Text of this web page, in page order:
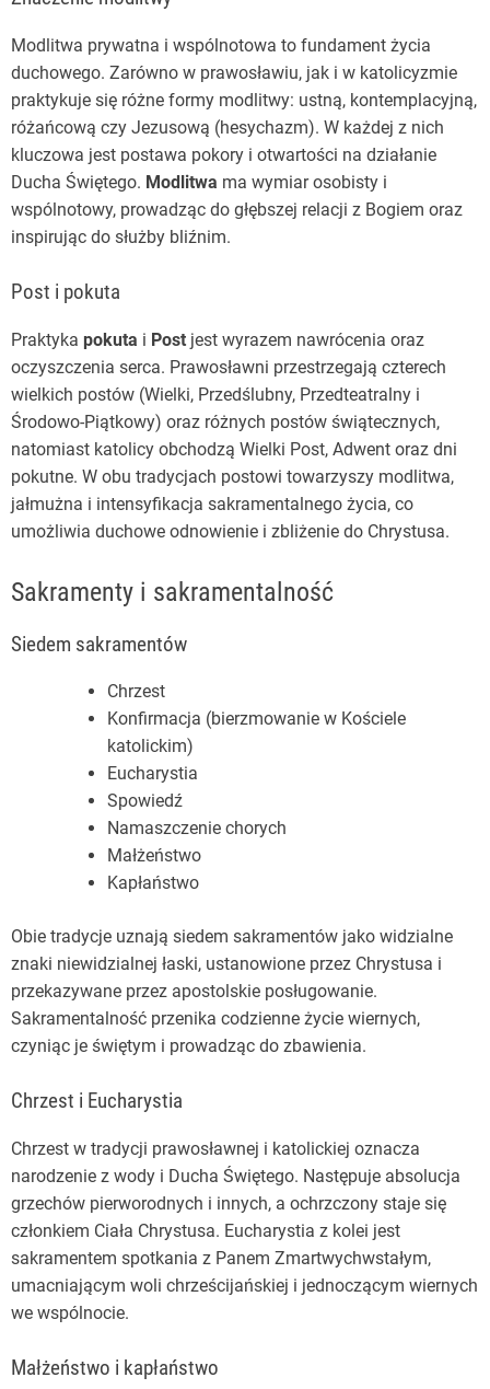
Modlitwa prywatna i wspólnotowa to fundament życia
duchowego. Zarówno w prawosławiu, jak i w katolicyzmie
praktykuje się różne formy modlitwy: ustną, kontemplacyjną,
różańcową czy Jezusową (hesychazm). W każdej z nich
kluczowa jest postawa pokory i otwartości na działanie
Ducha Świętego. Modlitwa ma wymiar osobisty i
wspólnotowy, prowadząc do głębszej relacji z Bogiem oraz
inspirując do służby bliźnim.
Post i pokuta
Praktyka pokuta i Post jest wyrazem nawrócenia oraz
oczyszczenia serca. Prawosławni przestrzegają czterech
wielkich postów (Wielki, Przedślubny, Przedteatralny i
Środowo-Piątkowy) oraz różnych postów świątecznych,
natomiast katolicy obchodzą Wielki Post, Adwent oraz dni
pokutne. W obu tradycjach postowi towarzyszy modlitwa,
jałmużna i intensyfikacja sakramentalnego życia, co
umożliwia duchowe odnowienie i zbliżenie do Chrystusa.
Sakramenty i sakramentalność
Siedem sakramentów
Chrzest
Konfirmacja (bierzmowanie w Kościele
katolickim)
Eucharystia
Spowiedź
Namaszczenie chorych
Małżeństwo
Kapłaństwo
Obie tradycje uznają siedem sakramentów jako widzialne
znaki niewidzialnej łaski, ustanowione przez Chrystusa i
przekazywane przez apostolskie posługowanie.
Sakramentalność przenika codzienne życie wiernych,
czyniąc je świętym i prowadząc do zbawienia.
Chrzest i Eucharystia
Chrzest w tradycji prawosławnej i katolickiej oznacza
narodzenie z wody i Ducha Świętego. Następuje absolucja
grzechów pierworodnych i innych, a ochrzczony staje się
członkiem Ciała Chrystusa. Eucharystia z kolei jest
sakramentem spotkania z Panem Zmartwychwstałym,
umacniającym woli chrześcijańskiej i jednoczącym wiernych
we wspólnocie.
Małżeństwo i kapłaństwo